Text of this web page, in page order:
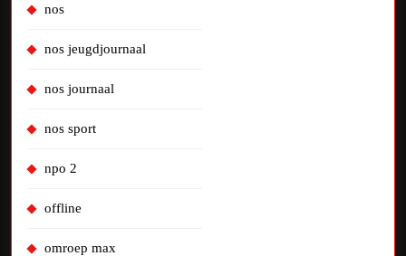
nos
nos jeugdjournaal
nos journaal
nos sport
npo 2
offline
omroep max